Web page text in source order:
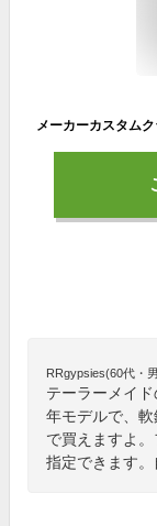
RRgypsies(60代・
テーラーメイ
年モデルで、
で買えますよ
指定できます。